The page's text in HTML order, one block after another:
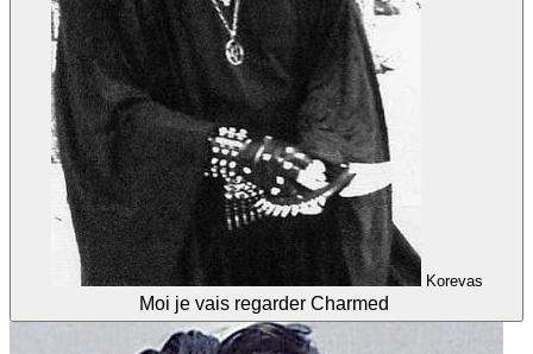
Korevas
Moi je vais regarder Charmed